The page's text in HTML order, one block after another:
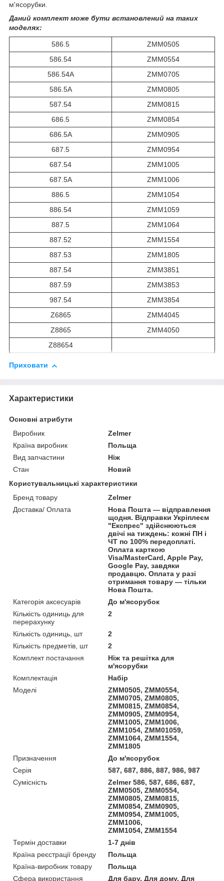
м'ясорубки.
Даний комплект може бути встановлений на таких
моделях:
586.5
ZMM0505
586.54
ZMM0554
586.54A
ZMM0705
586.5A
ZMM0805
587.54
ZMM0815
686.5
ZMM0854
686.5A
ZMM0905
687.5
ZMM0954
687.54
ZMM1005
687.5A
ZMM1006
886.5
ZMM1054
886.54
ZMM1059
887.5
ZMM1064
887.52
ZMM1554
887.53
ZMM1805
887.54
ZMM3851
887.59
ZMM3853
987.54
ZMM3854
Z6865
ZMM4045
Z8865
ZMM4050
Z88654
Приховати
Характеристики
Основні атрибути
Виробник
Zelmer
Країна виробник
Польща
Вид запчастини
Ніж
Стан
Новий
Користувальницькі характеристики
Бренд товару
Zelmer
Доставка/ Оплата
Нова Пошта — відправлення
щодня. Відправки Укріплеєм
"Експрес" здійснюються
двічі на тиждень: кожні ПН і
ЧТ по 100% передоплаті.
Оплата карткою
Visa/MasterCard, Apple Pay,
Google Pay, завдяки
продавцю. Оплата у разі
отримання товару — тільки
Нова Пошта.
Категорія аксесуарів
До м'ясорубок
Кількість одиниць для
перерахунку
2
Кількість одиниць, шт
2
Кількість предметів, шт
2
Комплект постачання
Ніж та решітка для
м'ясорубки
Комплектація
Набір
Моделі
ZMM0505, ZMM0554,
ZMM0705, ZMM0805,
ZMM0815, ZMM0854,
ZMM0905, ZMM0954,
ZMM1005, ZMM1006,
ZMM1054, ZMM01059,
ZMM1064, ZMM1554,
ZMM1805
Призначення
До м'ясорубок
Серія
587, 687, 886, 887, 986, 987
Сумісність
Zelmer 586, 587, 686, 687,
ZMM0505, ZMM0554,
ZMM0805, ZMM0815,
ZMM0854, ZMM0905,
ZMM0954, ZMM1005,
ZMM1006,
ZMM1054, ZMM1554
Термін доставки
1-7 днів
Країна реєстрації бренду
Польща
Країна-виробник товару
Польща
Сфера використання
Для бару, Для дому, Для